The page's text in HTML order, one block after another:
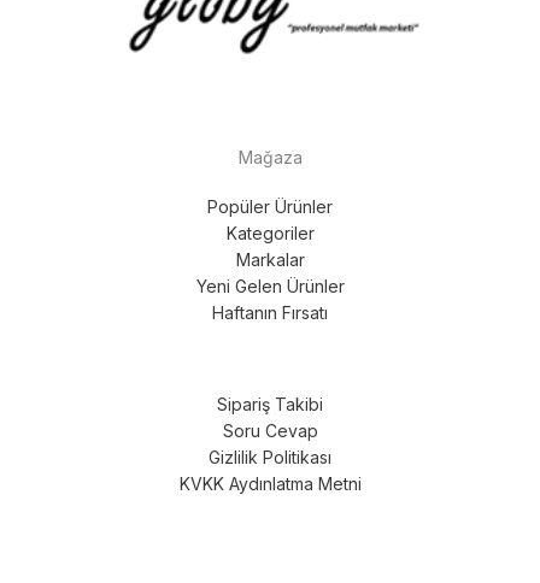
Mağaza
Popüler Ürünler
Kategoriler
Markalar
Yeni Gelen Ürünler
Haftanın Fırsatı
Sipariş Takibi
Soru Cevap
Gizlilik Politikası
KVKK Aydınlatma Metni